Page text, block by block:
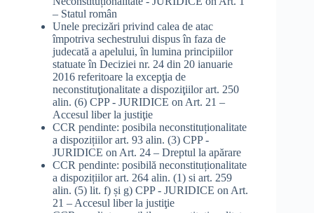
– Statul român
Unele precizări privind calea de atac
împotriva sechestrului dispus în faza de
judecată a apelului, în lumina principiilor
statuate în Deciziei nr. 24 din 20 ianuarie
2016 referitoare la excepţia de
neconstituţionalitate a dispoziţiilor art. 250
alin. (6) CPP - JURIDICE on Art. 21 –
Accesul liber la justiţie
CCR pendinte: posibila neconstituționalitate
a dispozițiilor art. 93 alin. (3) CPP -
JURIDICE on Art. 24 – Dreptul la apărare
CCR pendinte: posibilă neconstituționalitate
a dispozițiilor art. 264 alin. (1) si art. 259
alin. (5) lit. f) și g) CPP - JURIDICE on Art.
21 – Accesul liber la justiţie